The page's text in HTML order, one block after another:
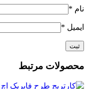
نام *
ایمیل *
محصولات مرتبط